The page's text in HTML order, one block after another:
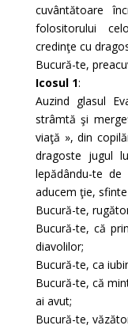
cuvântătoare
folositorului
credinţe cu
Bucură-te,
Icosul 1:
Auzind glasul
strâmtă şi
viaţă », din
dragoste jugul
lepădându-te
aducem ţie,
Bucură-te,
Bucură-te, că
diavolilor;
Bucură-te, ca
Bucură-te, că
ai avut;
Bucură-te,